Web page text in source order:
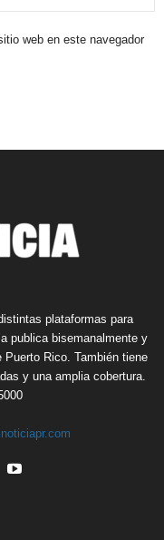
web en este navegador
plataformas para
publica bisemanalmente y
Rico. También tiene
y una amplia cobertura.